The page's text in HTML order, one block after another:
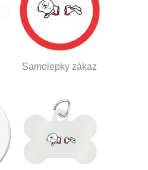
Samolepky zákaz